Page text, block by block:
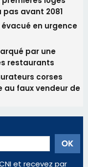
et recevez par
et une sélection de